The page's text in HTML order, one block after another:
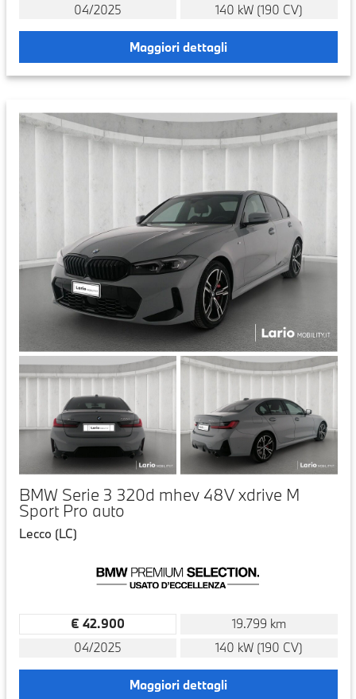
04/2025
140 kW (190 CV)
Maggiori dettagli
BMW Serie 3 320d mhev 48V xdrive M
Sport Pro auto
Lecco (LC)
€ 42.900
19.799 km
04/2025
140 kW (190 CV)
Maggiori dettagli